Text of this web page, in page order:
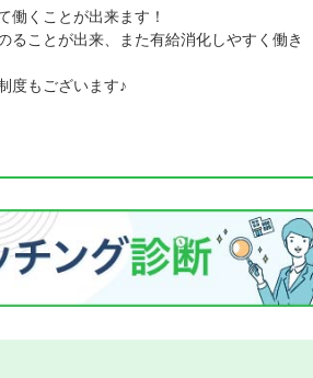
働くことが出来ます！
ることが出来、また有給消化しやすく働き
度もございます♪